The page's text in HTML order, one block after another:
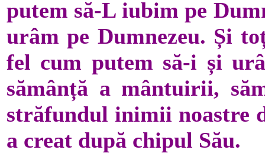
putem să-L iubim pe
urâm pe Dumnezeu. Și
fel cum putem să-i și
sămânță a mântuirii,
străfundul inimii noastre
a creat după chipul Său.